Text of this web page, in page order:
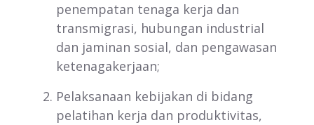
penempatan tenaga kerja dan
transmigrasi, hubungan industrial
dan jaminan sosial, dan pengawasan
ketenagakerjaan;
Pelaksanaan kebijakan di bidang
pelatihan kerja dan produktivitas,